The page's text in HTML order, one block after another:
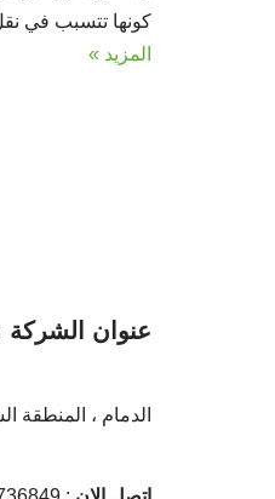
كونها تتسبب في
المزيد »
عنوان الشركة
الدمام ، المنطقة